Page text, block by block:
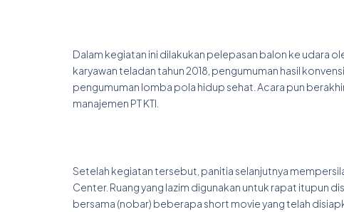
Dalam kegiatan ini dilakukan pelepasan balon ke udara
karyawan teladan tahun 2018, pengumuman hasil
pengumuman lomba pola hidup sehat. Acara pun
manajemen PT KTI.
Setelah kegiatan tersebut, panitia selanjutnya
Center. Ruang yang lazim digunakan untuk rapat itupun
bersama (nobar) beberapa short movie yang telah